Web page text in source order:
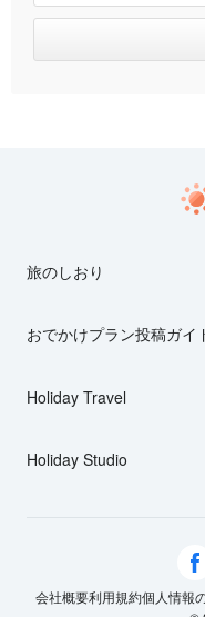
旅のしおり
おでかけプラン投稿ガイ
Holiday Travel
Holiday Studio
会社概要利用規約個人情報